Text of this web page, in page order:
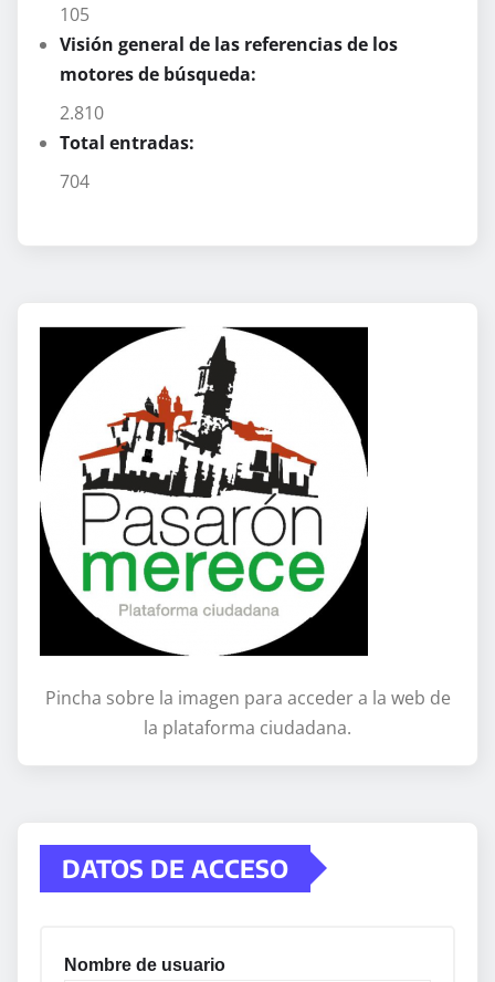
105
Visión general de las referencias de los
motores de búsqueda:
2.810
Total entradas:
704
Pincha sobre la imagen para acceder a la web de
la plataforma ciudadana.
DATOS DE ACCESO
Nombre de usuario